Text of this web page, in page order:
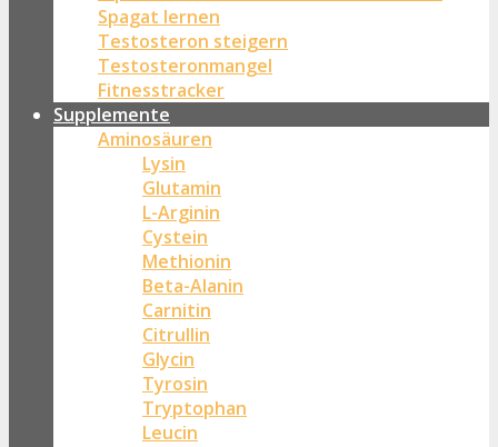
Spagat lernen
Testosteron steigern
Testosteronmangel
Fitnesstracker
Supplemente
Aminosäuren
Lysin
Glutamin
L-Arginin
Cystein
Methionin
Beta-Alanin
Carnitin
Citrullin
Glycin
Tyrosin
Tryptophan
Leucin